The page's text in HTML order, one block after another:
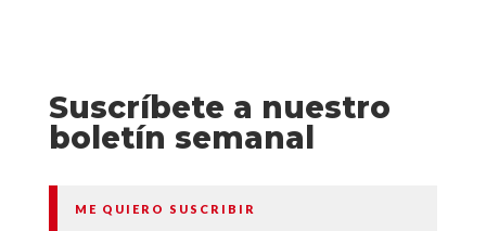
Suscríbete a nuestro
boletín semanal
ME QUIERO SUSCRIBIR